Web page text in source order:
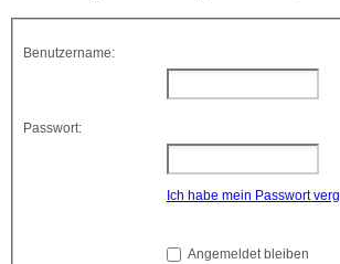
Benutzername:
Passwort:
Ich habe mein Passwort
Angemeldet bleiben